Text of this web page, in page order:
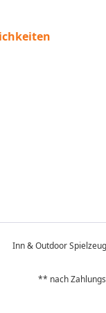
Inn & Outdoor
** nach